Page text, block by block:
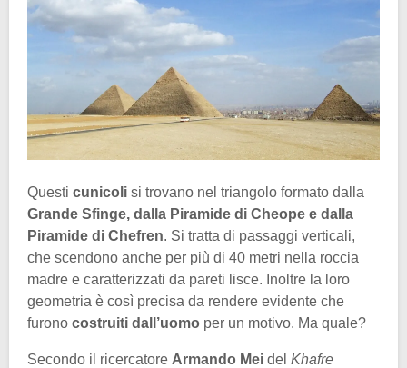
Questi cunicoli si trovano nel triangolo formato dalla
Grande Sfinge, dalla Piramide di Cheope e dalla
Piramide di Chefren. Si tratta di passaggi verticali,
che scendono anche per più di 40 metri nella roccia
madre e caratterizzati da pareti lisce. Inoltre la loro
geometria è così precisa da rendere evidente che
furono costruiti dall’uomo per un motivo. Ma quale?
Secondo il ricercatore Armando Mei del Khafre